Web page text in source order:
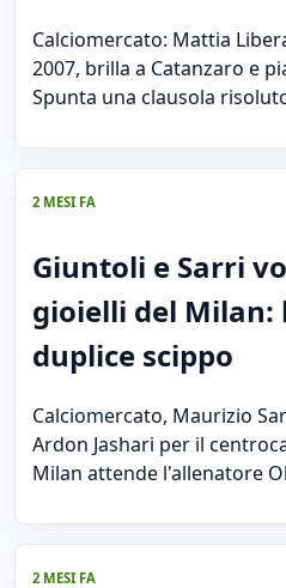
Calciomercato: Mattia
2007, brilla a Catanzaro e
Spunta una clausola
2 MESI FA
Giuntoli e Sarri
gioielli del Milan:
duplice scippo
Calciomercato, Maurizio
Ardon Jashari per il
Milan attende l'allenatore
2 MESI FA